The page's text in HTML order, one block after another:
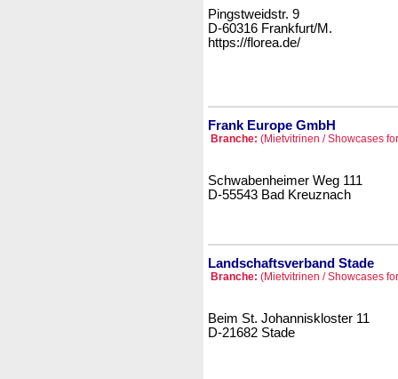
Pingstweidstr. 9
D-60316 Frankfurt/M.
https://florea.de/
Frank Europe GmbH
Branche: (Mietvitrinen / Showcases
Schwabenheimer Weg 111
D-55543 Bad Kreuznach
Landschaftsverband Stade
Branche: (Mietvitrinen / Showcases
Beim St. Johanniskloster 11
D-21682 Stade